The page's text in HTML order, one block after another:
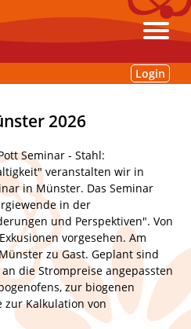
Login
2026
Seminar - Stahl:
veranstalten wir in
in Münster. Das Seminar
in der
und Perspektiven". Von
vorgesehen. Am
zu Gast. Geplant sind
die Strompreise angepassten
zur biogenen
zur Kalkulation von